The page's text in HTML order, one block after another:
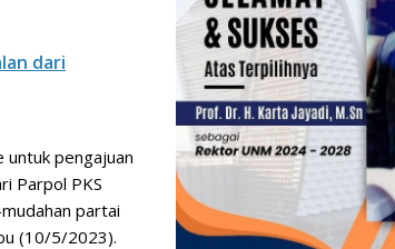
dari
untuk pengajuan
Parpol PKS
partai
(10/5/2023).